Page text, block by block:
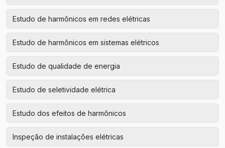
Estudo de harmônicos em redes elétricas
Estudo de harmônicos em sistemas elétricos
Estudo de qualidade de energia
Estudo de seletividade elétrica
Estudo dos efeitos de harmônicos
Inspeção de instalações elétricas